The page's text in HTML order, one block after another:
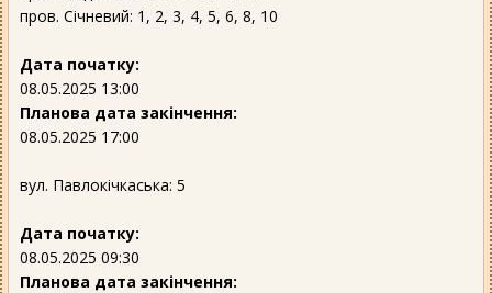
пров. Січневий: 1, 2, 3, 4, 5, 6, 8, 10
Дата початку:
08.05.2025 13:00
Планова дата закінчення:
08.05.2025 17:00
вул. Павлокічкаська: 5
Дата початку:
08.05.2025 09:30
Планова дата закінчення: